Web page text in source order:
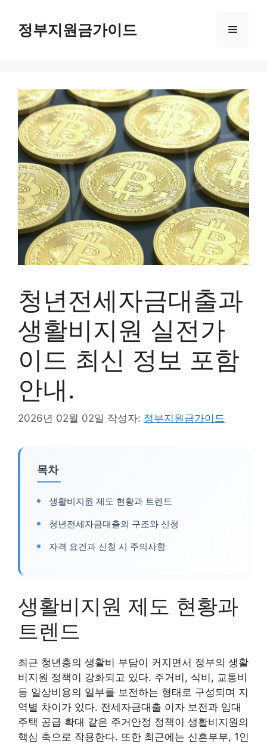
정부지원금가이드 메
청년전세자금대출과
생활비지원 실전가
이드 최신 정보 포함
안내.
2026년 02월 02일 작성자: 정부지원금가이드
목차
생활비지원 제도 현황과 트렌드
청년전세자금대출의 구조와 신청
자격 요건과 신청 시 주의사항
생활비지원 제도 현황과
트렌드
최근 청년층의 생활비 부담이 커지면서 정부의 생활
비지원 정책이 강화되고 있다. 주거비, 식비, 교통비
등 일상비용의 일부를 보전하는 형태로 구성되며 지
역별 차이가 있다. 전세자금대출 이자 보전과 임대
주택 공급 확대 같은 주거안정 정책이 생활비지원의
핵심 축으로 작용한다. 또한 최근에는 신혼부부, 1인